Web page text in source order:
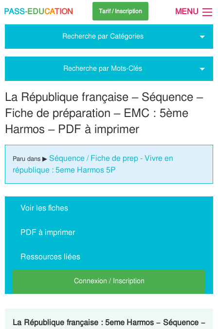
PASS-EDUCATION Tarif / Inscription MENU
Recherche par Catégories
Recherche par Mots-Clés
La République française – Séquence –
Fiche de préparation – EMC : 5ème
Harmos – PDF à imprimer
Paru dans ▶ Séquence / Fiche de prep - Vivre en
république : 5eme Harmos 5P
Voir les fiches
PDF à imprimer
Ressources liées
Connexion / Inscription
La République française : 5eme Harmos – Séquence –